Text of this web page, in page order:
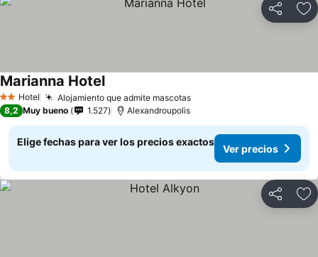
Compartir
2 Estrellas
Hotel Alojamiento que admite mascotasVer precios
Marianna HotelVer precios
8,2 Muy bueno 1.527 Alexandroupolis
Elige fechas para ver los precios exactos
Ver precios
Compartir